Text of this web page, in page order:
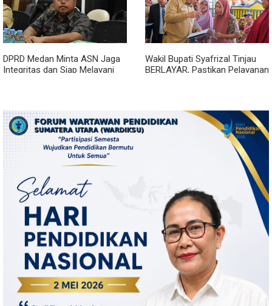
DPRD Medan Minta ASN Jaga
Integritas dan Siap Melayani
Wakil Bupati Syafrizal Tinjau
BERLAYAR, Pastikan Pelayanan